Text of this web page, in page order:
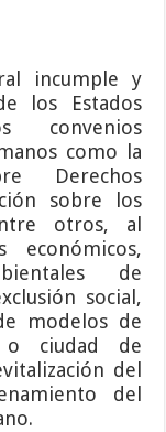
incumple y
los Estados
convenios
como la
Derechos
sobre los
otros, al
económicos,
de
social,
modelos de
o ciudad de
del
del